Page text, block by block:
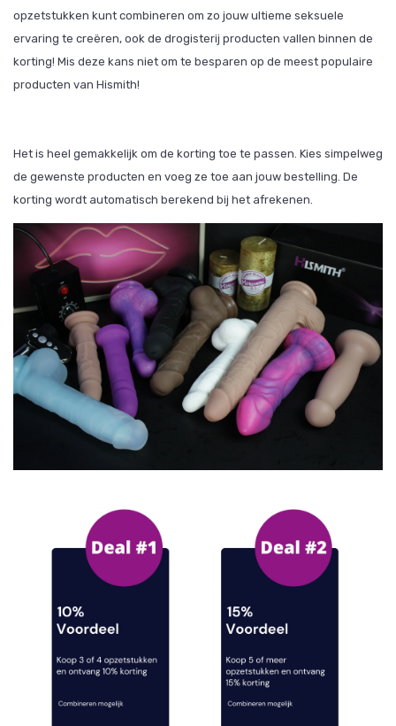
opzetstukken kunt combineren om zo jouw ultieme seksuele
ervaring te creëren, ook de drogisterij producten vallen binnen de
korting! Mis deze kans niet om te besparen op de meest populaire
producten van Hismith!
Het is heel gemakkelijk om de korting toe te passen. Kies simpelweg
de gewenste producten en voeg ze toe aan jouw bestelling. De
korting wordt automatisch berekend bij het afrekenen.